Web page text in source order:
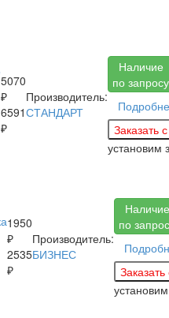
5070
₽
6591
₽
Производитель:
СТАНДАРТ
Наличие
по запросу
установим
1950
₽
2535
₽
Производитель:
БИЗНЕС
Наличие
по